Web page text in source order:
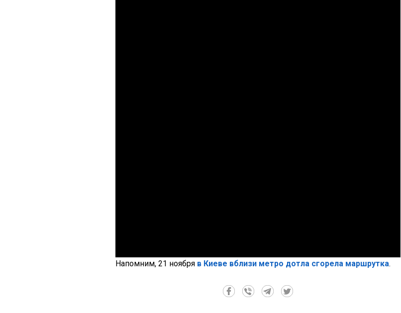
Напомним, 21 ноября в Киеве вблизи метро дотла сгорела маршрутка.